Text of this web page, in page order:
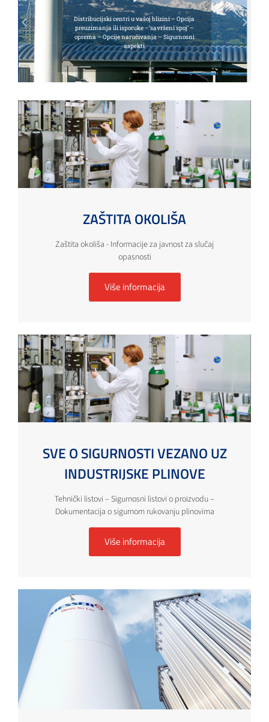
Previous Next
ZAŠTITA OKOLIŠA
Zaštita okoliša - Informacije za javnost za slučaj
opasnosti
Više informacija
SVE O SIGURNOSTI VEZANO UZ
INDUSTRIJSKE PLINOVE
Tehnički listovi – Sigurnosni listovi o proizvodu –
Dokumentacija o sigurnom rukovanju plinovima
Više informacija